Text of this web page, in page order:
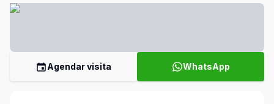
Agendar visita WhatsApp